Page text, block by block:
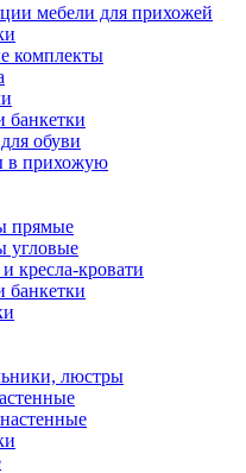
мебели для прихожей
комплекты
обуви
прихожую
прямые
угловые
кресла-кровати
люстры